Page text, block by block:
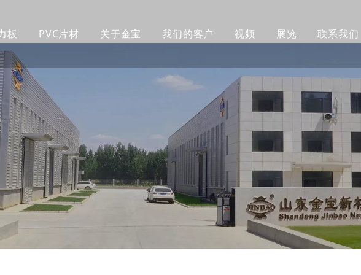
板
造亚克力板
明亚克力板
色亚克力板
出亚克力板
砂亚克力板
面亚克力板
案亚克力板
厚亚克力板
PVC片材
PVC挤塑发泡板
PVC自由发泡板
木塑墙板
紫外线墙板
关于金宝
认证证书
公司新闻
我们的客户 视频
包装和装载视频
企业活动
展览 联系我们